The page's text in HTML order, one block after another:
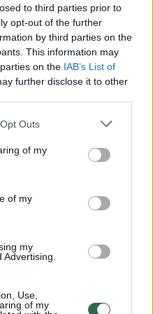
to third parties prior to
opt-out of the further
by third parties on the
This information may
on the IAB’s List of
further disclose it to other
Outs
of my
of my
my
Use,
of my
Rusijos pajėgų
nes yra išretintini,